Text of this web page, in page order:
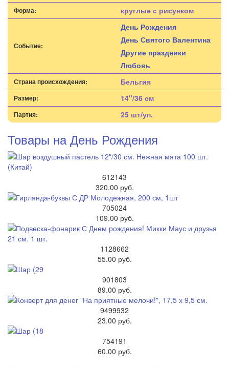
Форма: круглые с рисунком
Событие:
День Рождения
День Святого Валентина
Другие праздники
Любовь
Страна происхождения: Бельгия
Размер: 14"/36 см
Партия: 25 шт/уп.
Товары на День Рождения
612143
320.00 руб.
705024
109.00 руб.
1128662
55.00 руб.
901803
89.00 руб.
9499932
23.00 руб.
754191
60.00 руб.